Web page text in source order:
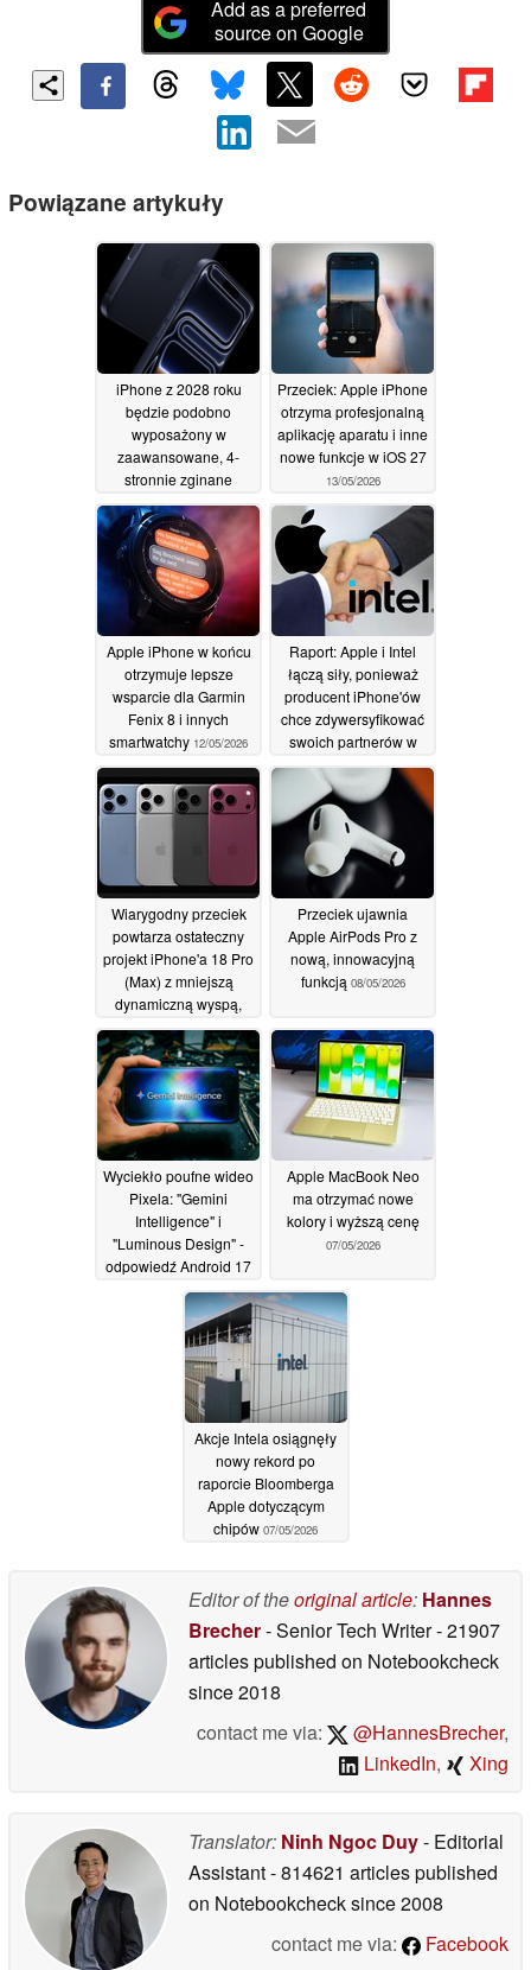
Add as a preferred
source on Google
Powiązane artykuły
iPhone z 2028 roku
będzie podobno
wyposażony w
zaawansowane, 4-
stronnie zginane
wyświetlacze OLED
14/05/2026
Przeciek: Apple iPhone
otrzyma profesjonalną
aplikację aparatu i inne
nowe funkcje w iOS 27
13/05/2026
Apple iPhone w końcu
otrzymuje lepsze
wsparcie dla Garmin
Fenix 8 i innych
smartwatchy 12/05/2026
Raport: Apple i Intel
łączą siły, ponieważ
producent iPhone'ów
chce zdywersyfikować
swoich partnerów w
zakresie chipów
09/05/2026
Wiarygodny przeciek
powtarza ostateczny
projekt iPhone'a 18 Pro
(Max) z mniejszą
dynamiczną wyspą,
nowym kolorem i
ulepszonym
sterowaniem kamerą
09/05/2026
Przeciek ujawnia
Apple AirPods Pro z
nową, innowacyjną
funkcją 08/05/2026
Wyciekło poufne wideo
Pixela: "Gemini
Intelligence" i
"Luminous Design" -
odpowiedź Android 17
na Apple Intelligence i
Liquid Glass?08/05/2026
Apple MacBook Neo
ma otrzymać nowe
kolory i wyższą cenę
07/05/2026
Akcje Intela osiągnęły
nowy rekord po
raporcie Bloomberga
Apple dotyczącym
chipów 07/05/2026
Editor of theoriginal article: Hannes
Brecher- Senior Tech Writer- 21907
articles published on Notebookcheck
since 2018
contact me via:
@HannesBrecher,
LinkedIn, Xing
Translator: Ninh Ngoc Duy- Editorial
Assistant- 814621 articles published
on Notebookchecksince 2008
contact me via:
Facebook